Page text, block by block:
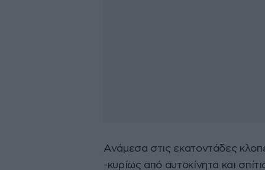
Ανάμεσα στις εκατοντάδες
-κυρίως από αυτοκίνητα και